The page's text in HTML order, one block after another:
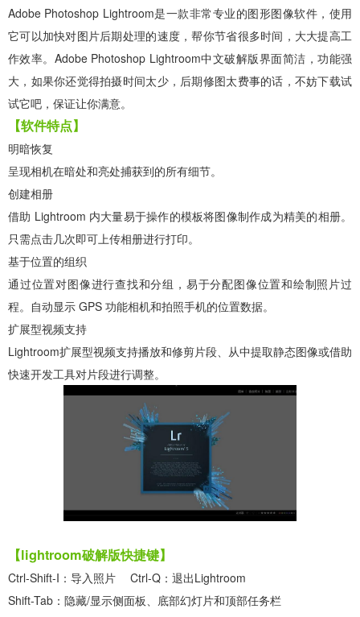
Adobe Photoshop Lightroom是一款非常专业的图形图像软件，使用
它可以加快对图片后期处理的速度，帮你节省很多时间，大大提高工
作效率。Adobe Photoshop Lightroom中文破解版界面简洁，功能强
大，如果你还觉得拍摄时间太少，后期修图太费事的话，不妨下载试
试它吧，保证让你满意。
【软件特点】
明暗恢复
呈现相机在暗处和亮处捕获到的所有细节。
创建相册
借助 Lightroom 内大量易于操作的模板将图像制作成为精美的相册。
只需点击几次即可上传相册进行打印。
基于位置的组织
通过位置对图像进行查找和分组，易于分配图像位置和绘制照片过
程。自动显示 GPS 功能相机和拍照手机的位置数据。
扩展型视频支持
Lightroom扩展型视频支持播放和修剪片段、从中提取静态图像或借助
快速开发工具对片段进行调整。
【lightroom破解版快捷键】
Ctrl-Shift-I：导入照片 Ctrl-Q：退出Lightroom
Shift-Tab：隐藏/显示侧面板、底部幻灯片和顶部任务栏